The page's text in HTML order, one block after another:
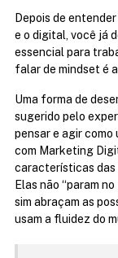
Depois de
e o digital, você já
essencial para
falar de mindset é
Uma forma de
sugerido pelo
pensar e agir
com Marketing
características das
Elas não “param
sim abraçam as
usam a fluidez do